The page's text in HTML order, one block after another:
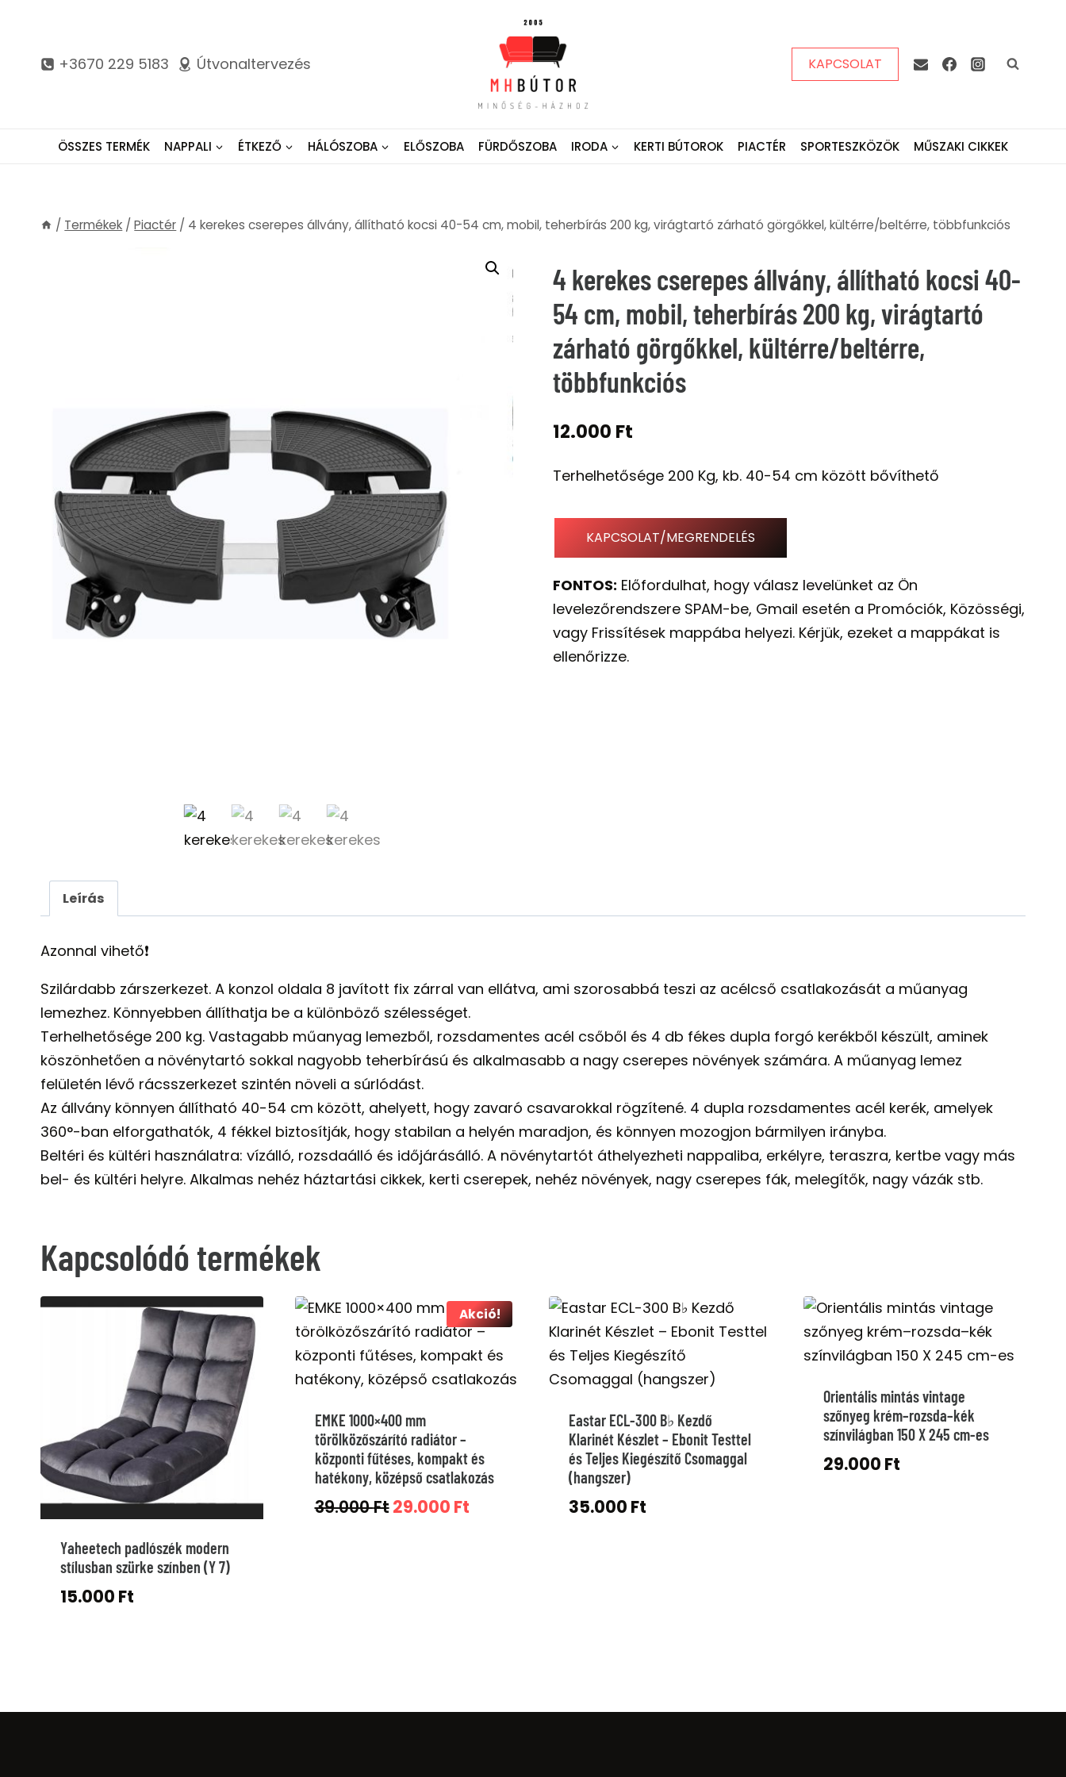
content +3670 229 5183 Útvonaltervezés KAPCSOLAT
ÖSSZES TERMÉK NAPPALI ÉTKEZŐ HÁLÓSZOBA ELŐSZOBA FÜRDŐSZOBA IRODA KERTI BÚTOROK PIACTÉR SPORTESZKÖZÖK MŰSZAKI CIKKEK
/ Termékek / Piactér / 4 kerekes cserepes állvány, állítható kocsi 40-54 cm, mobil, teherbírás 200 kg, virágtartó zárható görgőkkel, kültérre/beltérre, többfunkciós
4 kerekes cserepes állvány, állítható kocsi 40-
54 cm, mobil, teherbírás 200 kg, virágtartó
zárható görgőkkel, kültérre/beltérre,
többfunkciós
12.000 Ft
Terhelhetősége 200 Kg, kb. 40-54 cm között bővíthető
KAPCSOLAT/MEGRENDELÉS
FONTOS: Előfordulhat, hogy válasz levelünket az Ön
levelezőrendszere SPAM-be, Gmail esetén a Promóciók, Közösségi,
vagy Frissítések mappába helyezi. Kérjük, ezeket a mappákat is
ellenőrizze.
Leírás
Azonnal vihető❗️
Szilárdabb zárszerkezet. A konzol oldala 8 javított fix zárral van ellátva, ami szorosabbá teszi az acélcső csatlakozását a műanyag
lemezhez. Könnyebben állíthatja be a különböző szélességet.
Terhelhetősége 200 kg. Vastagabb műanyag lemezből, rozsdamentes acél csőből és 4 db fékes dupla forgó kerékből készült, aminek
köszönhetően a növénytartó sokkal nagyobb teherbírású és alkalmasabb a nagy cserepes növények számára. A műanyag lemez
felületén lévő rácsszerkezet szintén növeli a súrlódást.
Az állvány könnyen állítható 40-54 cm között, ahelyett, hogy zavaró csavarokkal rögzítené. 4 dupla rozsdamentes acél kerék, amelyek
360°-ban elforgathatók, 4 fékkel biztosítják, hogy stabilan a helyén maradjon, és könnyen mozogjon bármilyen irányba.
Beltéri és kültéri használatra: vízálló, rozsdaálló és időjárásálló. A növénytartót áthelyezheti nappaliba, erkélyre, teraszra, kertbe vagy más
bel- és kültéri helyre. Alkalmas nehéz háztartási cikkek, kerti cserepek, nehéz növények, nagy cserepes fák, melegítők, nagy vázák stb.
Kapcsolódó termékek
Yaheetech padlószék modern
stílusban szürke színben (Y 7)
15.000 Ft
Akció!
EMKE 1000×400 mm
törölközőszárító radiátor –
központi fűtéses, kompakt és
hatékony, középső csatlakozás
39.000FtOriginal
29.000 FtCurrent
Eastar ECL-300 B♭ Kezdő
Klarinét Készlet – Ebonit Testtel
és Teljes Kiegészítő Csomaggal
(hangszer)
35.000 Ft
Orientális mintás vintage
szőnyeg krém–rozsda–kék
színvilágban 150 X 245 cm-es
29.000 Ft